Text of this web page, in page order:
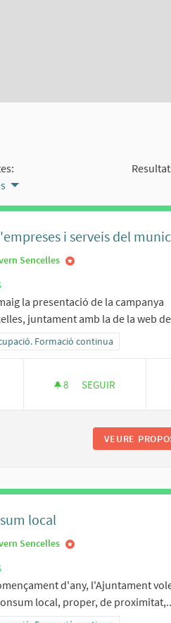
i serveis del
Sencelles
la presentació de la campanya
juntament amb la de la web
per la categoria: Economia i
Formació continua
8 8 SEGUIDORES
SEGUIR
DIRECTORI
VEURE
local
Sencelles
d'any, l'Ajuntament
local, proper, de